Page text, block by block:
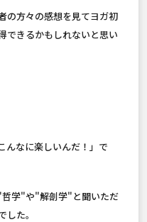
の方々の感想を見てヨガ初
できるかもしれないと思い
んなに楽しいんだ！」で
学"や"解剖学"と聞いただ
た。